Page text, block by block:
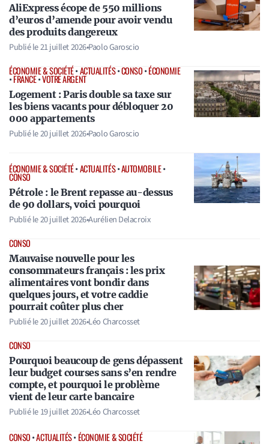
AliExpress écope de 550 millions
d’euros d’amende pour avoir vendu
des produits dangereux
Publié le21 juillet 2026•Paolo Garoscio
ÉCONOMIE & SOCIÉTÉ•ACTUALITÉS•CONSO•ÉCONOMIE
•FRANCE•VOTRE ARGENT
Logement : Paris double sa taxe sur
les biens vacants pour débloquer 20
000 appartements
Publié le20 juillet 2026•Paolo Garoscio
ÉCONOMIE & SOCIÉTÉ•ACTUALITÉS•AUTOMOBILE•
CONSO
Pétrole : le Brent repasse au-dessus
de 90 dollars, voici pourquoi
Publié le20 juillet 2026•Aurélien Delacroix
CONSO
Mauvaise nouvelle pour les
consommateurs français : les prix
alimentaires vont bondir dans
quelques jours, et votre caddie
pourrait coûter plus cher
Publié le20 juillet 2026•Léo Charcosset
CONSO
Pourquoi beaucoup de gens dépassent
leur budget courses sans s’en rendre
compte, et pourquoi le problème
vient de leur carte bancaire
Publié le19 juillet 2026•Léo Charcosset
CONSO•ACTUALITÉS•ÉCONOMIE & SOCIÉTÉ